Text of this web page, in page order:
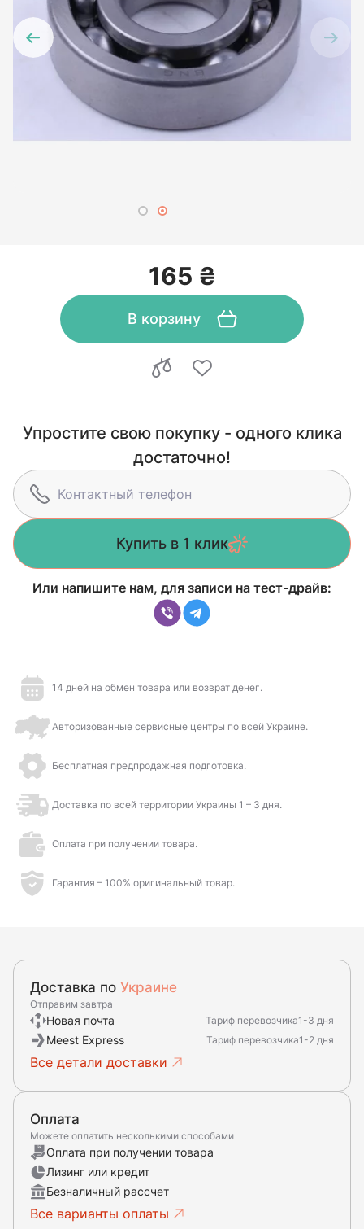
165 ₴
В корзину
Упростите свою покупку - одного клика
достаточно!
Купить в 1 клик
Или напишите нам, для записи на тест-драйв:
14 дней на обмен товара или возврат денег.
Авторизованные сервисные центры по всей Украине.
Бесплатная предпродажная подготовка.
Доставка по всей территории Украины 1 – 3 дня.
Оплата при получении товара.
Гарантия – 100% оригинальный товар.
Доставка по Украине
Отправим завтра
Новая почта Тариф перевозчика1-3 дня
Meest Express Тариф перевозчика1-2 дня
Все детали доставки
Оплата
Можете оплатить несколькими способами
Оплата при получении товара
Лизинг или кредит
Безналичный рассчет
Все варианты оплаты